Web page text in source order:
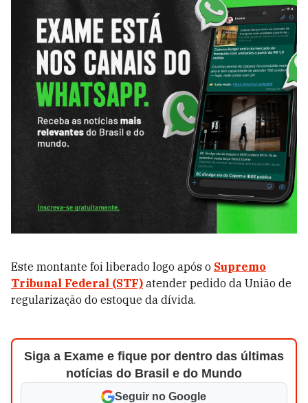
Este montante foi liberado logo após o Supremo
Tribunal Federal (STF) atender pedido da União de
regularização do estoque da dívida.
Siga a Exame e fique por dentro das últimas
notícias do Brasil e do Mundo
Seguir no Google